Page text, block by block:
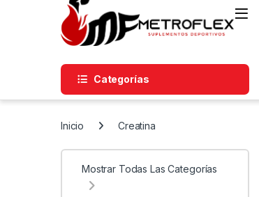
Categorías
Inicio Creatina
Mostrar Todas Las Categorías